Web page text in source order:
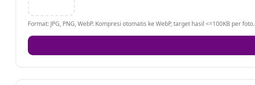
Format: JPG, PNG, WebP. Kompresi otomatis ke WebP, target hasil <=100KB per foto.